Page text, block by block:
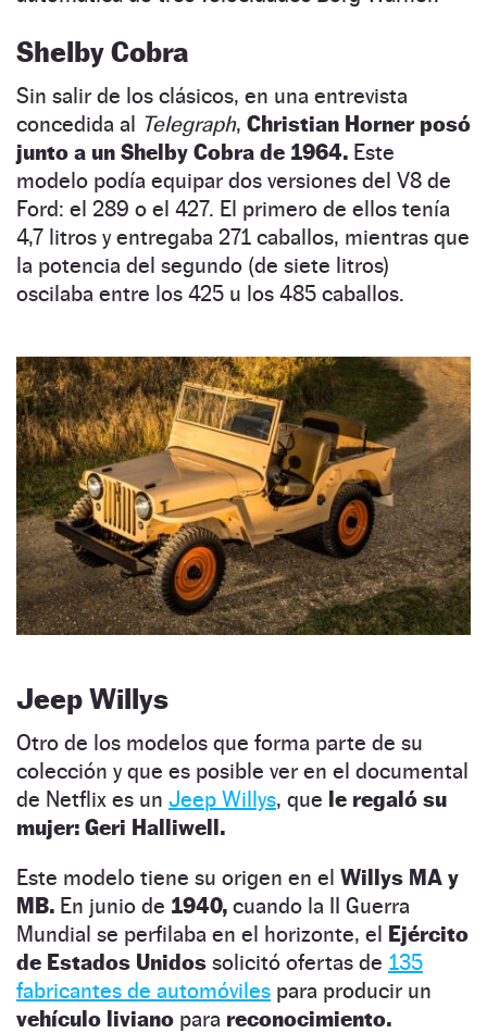
Shelby Cobra
Sin salir de los clásicos, en una entrevista
concedida al Telegraph, Christian Horner posó
junto a un Shelby Cobra de 1964. Este
modelo podía equipar dos versiones del V8 de
Ford: el 289 o el 427. El primero de ellos tenía
4,7 litros y entregaba 271 caballos, mientras que
la potencia del segundo (de siete litros)
oscilaba entre los 425 u los 485 caballos.
Jeep Willys
Otro de los modelos que forma parte de su
colección y que es posible ver en el documental
de Netflix es un Jeep Willys, que le regaló su
mujer: Geri Halliwell.
Este modelo tiene su origen en el Willys MA y
MB. En junio de 1940, cuando la II Guerra
Mundial se perfilaba en el horizonte, el Ejército
de Estados Unidos solicitó ofertas de 135
fabricantes de automóviles para producir un
vehículo liviano para reconocimiento.